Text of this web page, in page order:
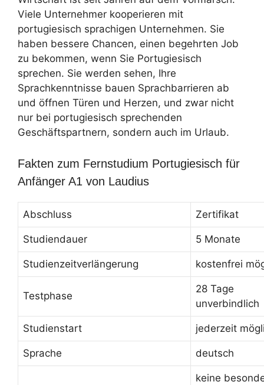
Viele Unternehmer kooperieren mit
portugiesisch sprachigen Unternehmen. Sie
haben bessere Chancen, einen begehrten Job
zu bekommen, wenn Sie Portugiesisch
sprechen. Sie werden sehen, Ihre
Sprachkenntnisse bauen Sprachbarrieren ab
und öffnen Türen und Herzen, und zwar nicht
nur bei portugiesisch sprechenden
Geschäftspartnern, sondern auch im Urlaub.
Fakten zum Fernstudium Portugiesisch für
Anfänger A1 von Laudius
Abschluss Zertifikat
Studiendauer 5 Monate
Studienzeitverlängerung kostenfrei
Testphase
28 Tage
unverbindlich
Studienstart jederzeit
Sprache deutsch
keine